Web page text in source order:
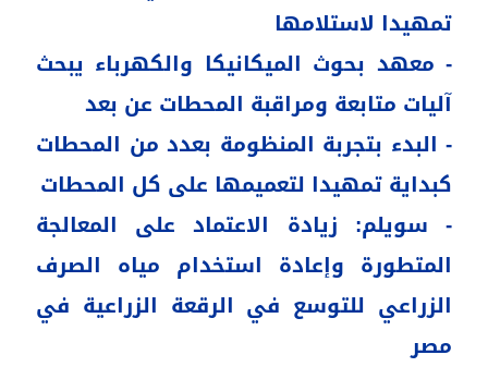
تمهيدا لاستلامها
- معهد بحوث الميكانيكا والكهرباء يبحث
آليات متابعة ومراقبة المحطات عن بعد
- البدء بتجربة المنظومة بعدد من المحطات
كبداية تمهيدا لتعميمها على كل المحطات
- سويلم: زيادة الاعتماد على المعالجة
المتطورة وإعادة استخدام مياه الصرف
الزراعي للتوسع في الرقعة الزراعية في
مصر